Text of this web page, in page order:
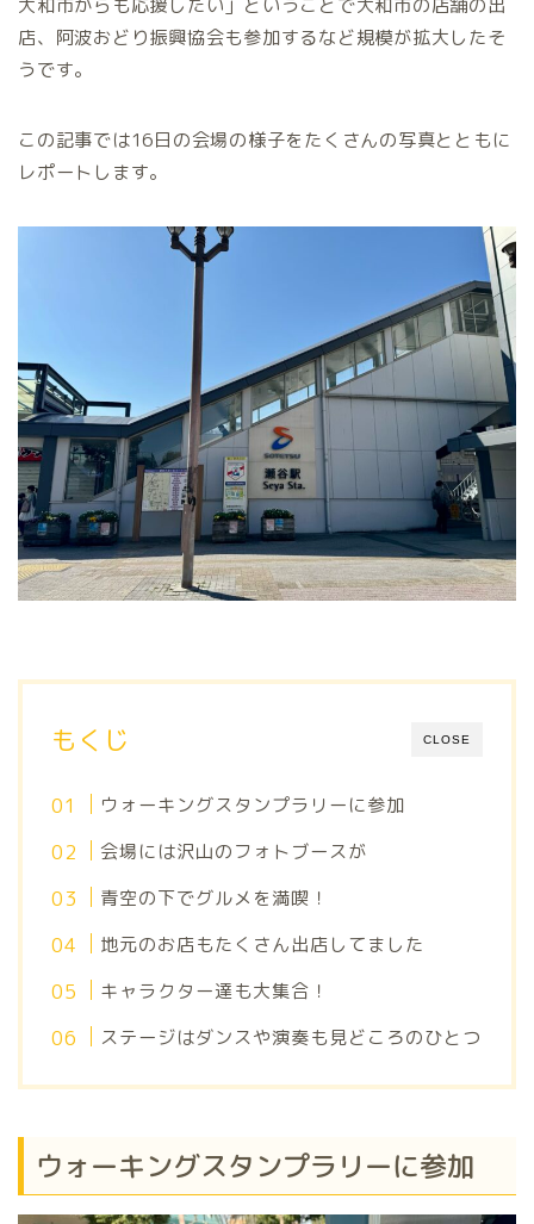
大和市からも応援したい」ということで大和市の店舗の出
店、阿波おどり振興協会も参加するなど規模が拡大したそ
うです。
この記事では16日の会場の様子をたくさんの写真とともに
レポートします。
CLOSE
もくじ
ウォーキングスタンプラリーに参加
会場には沢山のフォトブースが
青空の下でグルメを満喫！
地元のお店もたくさん出店してました
キャラクター達も大集合！
ステージはダンスや演奏も見どころのひとつ
ウォーキングスタンプラリーに参加